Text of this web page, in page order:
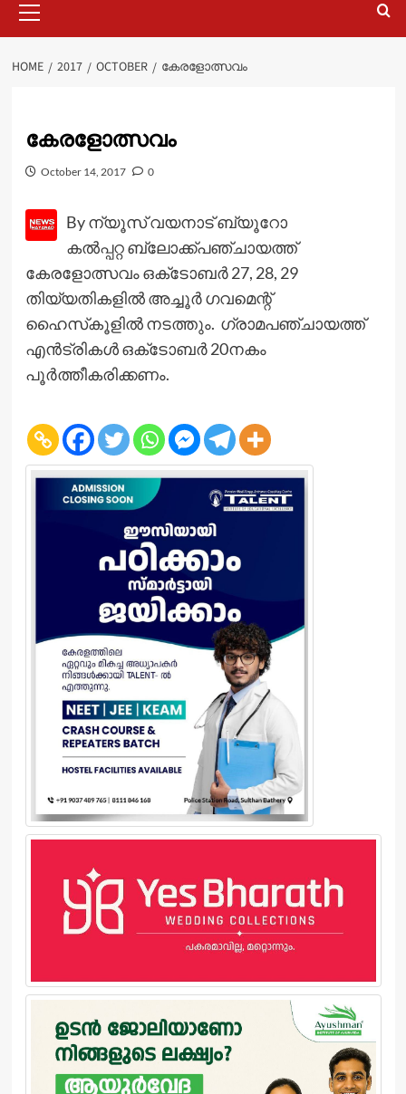
Menu
HOME 2017 OCTOBER കേരളോത്സവം
കേരളോത്സവം
October 14, 2017 0
By ന്യൂസ് വയനാട് ബ്യൂറോ
കല്‍പ്പറ്റ ബ്ലോക്ക്‌പഞ്ചായത്ത്
കേരളോത്സവം ഒക്‌ടോബര്‍ 27, 28, 29
തിയ്യതികളില്‍ അച്ചൂര്‍ ഗവമെന്റ്
ഹൈസ്‌കൂളില്‍ നടത്തും. ഗ്രാമപഞ്ചായത്ത്
എന്‍ട്രികള്‍ ഒക്‌ടോബര്‍ 20നകം
പൂര്‍ത്തീകരിക്കണം.